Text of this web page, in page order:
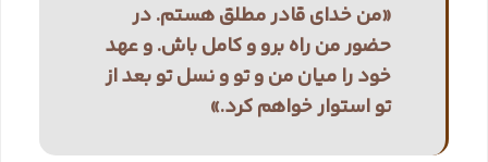
«من خدای قادر مطلق هستم. در
حضور من راه برو و کامل باش. و عهد
خود را میان من و تو و نسل تو بعد از
تو استوار خواهم کرد.»